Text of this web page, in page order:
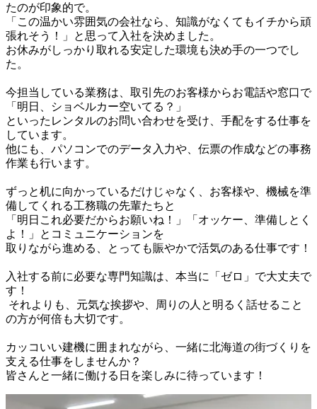
たのが印象的で。
「この温かい雰囲気の会社なら、知識がなくてもイチから頑
張れそう！」と思って入社を決めました。
お休みがしっかり取れる安定した環境も決め手の一つでし
た。
今担当している業務は、取引先のお客様からお電話や窓口で
「明日、ショベルカー空いてる？」
といったレンタルのお問い合わせを受け、手配をする仕事を
しています。
他にも、パソコンでのデータ入力や、伝票の作成などの事務
作業も行います。
ずっと机に向かっているだけじゃなく、お客様や、機械を準
備してくれる工務職の先輩たちと
「明日これ必要だからお願いね！」「オッケー、準備しとく
よ！」とコミュニケーションを
取りながら進める、とっても賑やかで活気のある仕事です！
入社する前に必要な専門知識は、本当に「ゼロ」で大丈夫で
す！
の方が何倍も大切です。
カッコいい建機に囲まれながら、一緒に北海道の街づくりを
支える仕事をしませんか？